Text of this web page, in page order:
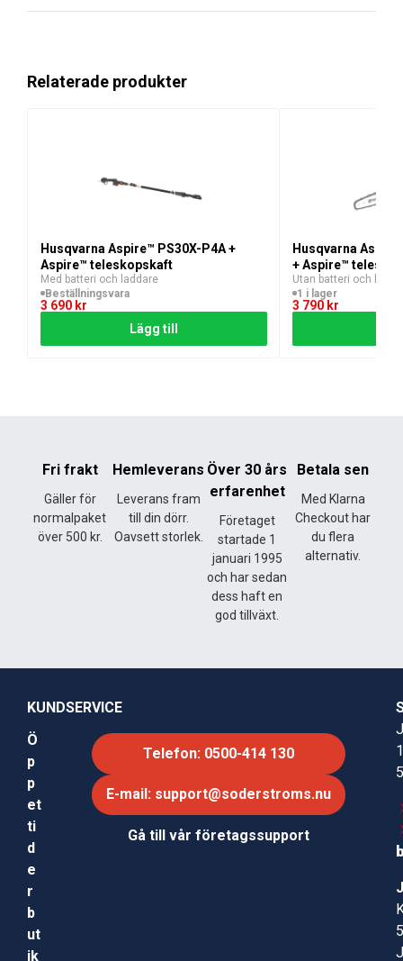
mycket god ergonomi även under längre arbetspass.
och transport.
vilket innebär att samma batteri kan användas till flera
Relaterade produkter
Husqvarna Aspire™ PS30X-P4A +
Aspire™ teleskopskaft
Med batteri och laddare
Beställningsvara
3 690 kr
Lägg till
Husqvarna
+ Aspire™
Utan batteri och
1 i lager
3 790 kr
Fri frakt
Gäller för
normalpaket
över 500 kr.
Hemleverans
Leverans fram
till din dörr.
Oavsett storlek.
Över 30 års
erfarenhet
Företaget
startade 1
januari 1995
och har sedan
dess haft en
god tillväxt.
Betala sen
Med Klarna
Checkout har
du flera
alternativ.
KUNDSERVICE
Ö
p
p
et
ti
d
e
r
b
ut
ik
Telefon: 0500-414 130
E-mail: support@soderstroms.nu
Gå till vår företagssupport